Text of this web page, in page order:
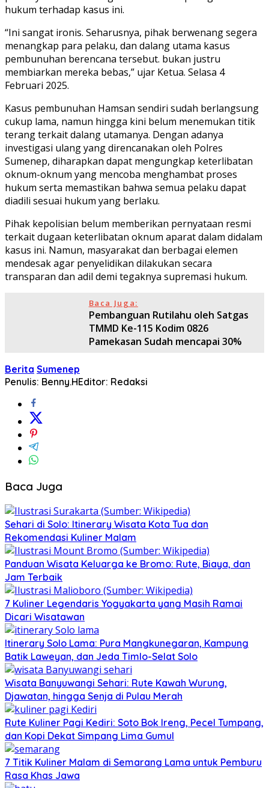
hukum terhadap kasus ini.
“Ini sangat ironis. Seharusnya, pihak berwenang segera
menangkap para pelaku, dan dalang utama kasus
pembunuhan berencana tersebut. bukan justru
membiarkan mereka bebas,” ujar Ketua. Selasa 4
Februari 2025.
Kasus pembunuhan Hamsan sendiri sudah berlangsung
cukup lama, namun hingga kini belum menemukan titik
terang terkait dalang utamanya. Dengan adanya
investigasi ulang yang direncanakan oleh Polres
Sumenep, diharapkan dapat mengungkap keterlibatan
oknum-oknum yang mencoba menghambat proses
hukum serta memastikan bahwa semua pelaku dapat
diadili sesuai hukum yang berlaku.
Pihak kepolisian belum memberikan pernyataan resmi
terkait dugaan keterlibatan oknum aparat dalam didalam
kasus ini. Namun, masyarakat dan berbagai elemen
mendesak agar penyelidikan dilakukan secara
transparan dan adil demi tegaknya supremasi hukum.
Baca Juga:
Pembanguan Rutilahu oleh Satgas
TMMD Ke-115 Kodim 0826
Pamekasan Sudah mencapai 30%
Berita Sumenep
Penulis: Benny.HEditor: Redaksi
Baca Juga
Sehari di Solo: Itinerary Wisata Kota Tua dan
Rekomendasi Kuliner Malam
Panduan Wisata Keluarga ke Bromo: Rute, Biaya, dan
Jam Terbaik
7 Kuliner Legendaris Yogyakarta yang Masih Ramai
Dicari Wisatawan
Itinerary Solo Lama: Pura Mangkunegaran, Kampung
Batik Laweyan, dan Jeda Timlo-Selat Solo
Wisata Banyuwangi Sehari: Rute Kawah Wurung,
Djawatan, hingga Senja di Pulau Merah
Rute Kuliner Pagi Kediri: Soto Bok Ireng, Pecel Tumpang,
dan Kopi Dekat Simpang Lima Gumul
7 Titik Kuliner Malam di Semarang Lama untuk Pemburu
Rasa Khas Jawa